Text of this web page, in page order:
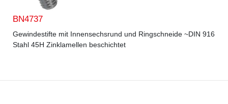
BN4737
Gewindestifte mit Innensechsrund und Ringschneide ~DIN 916
Stahl 45H Zinklamellen beschichtet